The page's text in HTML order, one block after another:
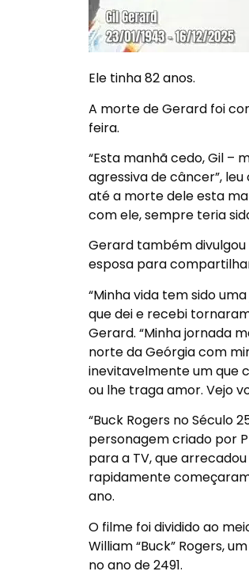
Ele tinha 82 anos.
A morte de Gerard foi
feira.
“Esta manhã cedo, Gil –
agressiva de câncer”,
até a morte dele esta
com ele, sempre teria
Gerard também
esposa para
“Minha vida tem sido
que dei e recebi
Gerard. “Minha jornada
norte da Geórgia com
inevitavelmente um que
ou lhe traga amor. Vejo
“Buck Rogers no Século
personagem criado por
para a TV, que arrecadou
rapidamente
ano.
O filme foi dividido ao
William “Buck” Rogers,
no ano de 2491.